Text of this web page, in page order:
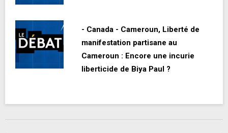
- Canada - Cameroun, Liberté de
manifestation partisane au
Cameroun : Encore une incurie
liberticide de Biya Paul ?